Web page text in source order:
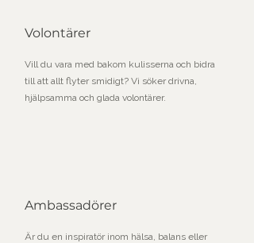
Volontärer
Vill du vara med bakom kulisserna och bidra
till att allt flyter smidigt? Vi söker drivna,
hjälpsamma och glada volontärer.
Ambassadörer
Är du en inspiratör inom hälsa, balans eller